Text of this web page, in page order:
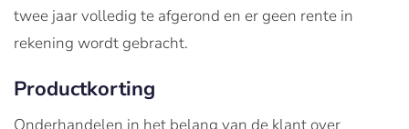
twee jaar volledig te afgerond en er geen rente in
rekening wordt gebracht.
Productkorting